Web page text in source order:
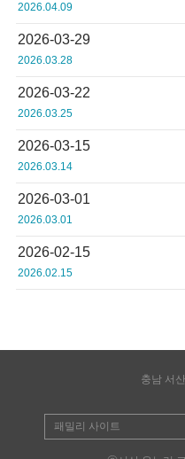
2026.04.09
2026-03-29
2026.03.28
2026-03-22
2026.03.25
2026-03-15
2026.03.14
2026-03-01
2026.03.01
2026-02-15
2026.02.15
충남 서